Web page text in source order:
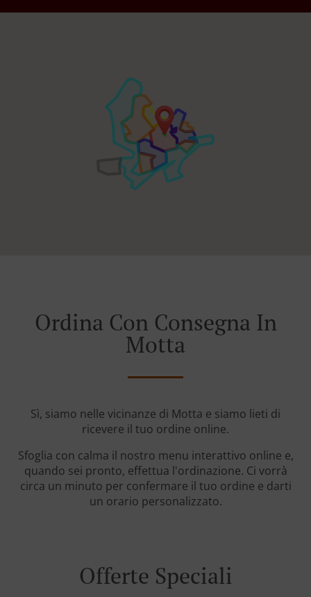
Ordina Con Consegna In
Motta
Sì, siamo nelle vicinanze di Motta e siamo lieti di
ricevere il tuo ordine online.
Sfoglia con calma il nostro menu interattivo online e,
quando sei pronto, effettua l'ordinazione. Ci vorrà
circa un minuto per confermare il tuo ordine e darti
un orario personalizzato.
Offerte Speciali